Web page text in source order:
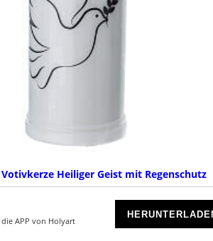
APP von Holyart
Heiliger Geist mit Regenschutz